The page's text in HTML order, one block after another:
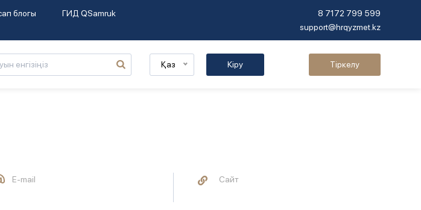
блогы ГИД QSamruk
8 7172 799 599
support@hrqyzmet.kz
Қаз Кіру Тіркелу
E-mail Сайт